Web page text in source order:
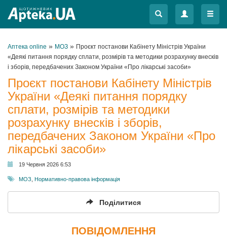
Меню
Меню
Аптека online » МОЗ » Проєкт постанови Кабінету Міністрів України
«Деякі питання порядку сплати, розмірів та методики розрахунку внесків
і зборів, передбачених Законом України «Про лікарські засоби»
Проєкт постанови Кабінету Міністрів
України «Деякі питання порядку
сплати, розмірів та методики
розрахунку внесків і зборів,
передбачених Законом України «Про
лікарські засоби»
19 Червня 2026 6:53
МОЗ Нормативно-правова інформація
Поділитися
ПОВІДОМЛЕННЯ